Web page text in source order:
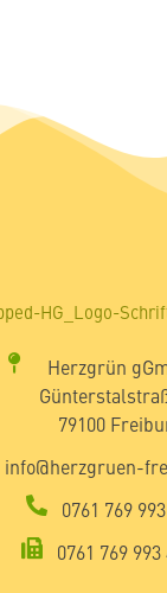
Herzgrün
79100
info@herzgruen-
0761 769
0761 769 993